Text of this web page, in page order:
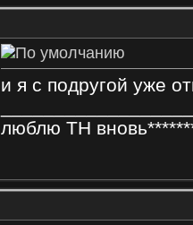
и я с подругой уже
люблю TH